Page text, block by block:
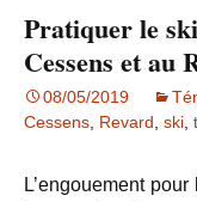
Pratiquer le
Cessens et au
08/05/2019
Cessens Revard ski
L’engouement